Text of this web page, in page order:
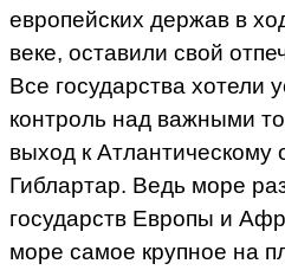
европейских держав в
веке, оставили свой
Все государства хотели
контроль над важными
выход к Атлантическому
Гиблартар. Ведь море
государств Европы и
море самое крупное на